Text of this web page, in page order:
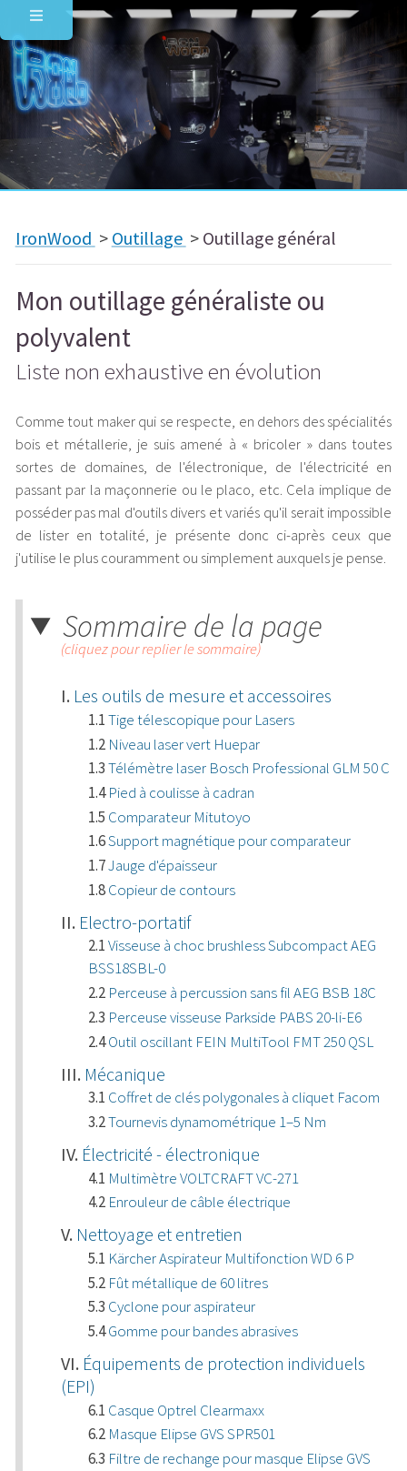
IronWood > Outillage > Outillage général
Mon outillage généraliste ou
polyvalent
Liste non exhaustive en évolution
Comme tout maker qui se respecte, en dehors des spécialités
bois et métallerie, je suis amené à « bricoler » dans toutes
sortes de domaines, de l'électronique, de l'électricité en
passant par la maçonnerie ou le placo, etc. Cela implique de
posséder pas mal d'outils divers et variés qu'il serait impossible
de lister en totalité, je présente donc ci-après ceux que
j'utilise le plus couramment ou simplement auxquels je pense.
Sommaire de la page
(cliquez pour replier le sommaire)
Les outils de mesure et accessoires
Tige télescopique pour Lasers
Niveau laser vert Huepar
Télémètre laser Bosch Professional GLM 50 C
Pied à coulisse à cadran
Comparateur Mitutoyo
Support magnétique pour comparateur
Jauge d'épaisseur
Copieur de contours
Electro-portatif
Visseuse à choc brushless Subcompact AEG
BSS18SBL-0
Perceuse à percussion sans fil AEG BSB 18C
Perceuse visseuse Parkside PABS 20-li-E6
Outil oscillant FEIN MultiTool FMT 250 QSL
Mécanique
Coffret de clés polygonales à cliquet Facom
Tournevis dynamométrique 1–5 Nm
Électricité - électronique
Multimètre VOLTCRAFT VC-271
Enrouleur de câble électrique
Nettoyage et entretien
Kärcher Aspirateur Multifonction WD 6 P
Fût métallique de 60 litres
Cyclone pour aspirateur
Gomme pour bandes abrasives
Équipements de protection individuels
(EPI)
Casque Optrel Clearmaxx
Masque Elipse GVS SPR501
Filtre de rechange pour masque Elipse GVS